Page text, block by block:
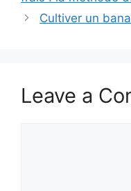
Cultiver un
Leave a